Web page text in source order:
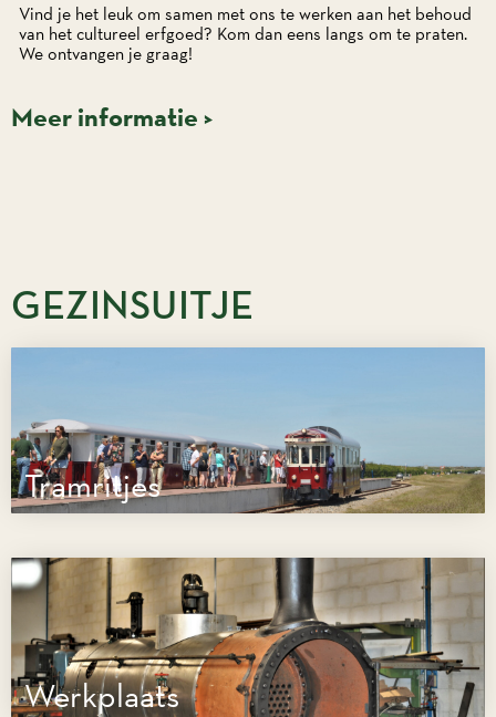
Vind je het leuk om samen met ons te werken aan het behoud
van het cultureel erfgoed? Kom dan eens langs om te praten.
We ontvangen je graag!
Meer informatie >
GEZINSUITJE
Tramritjes
Werkplaats